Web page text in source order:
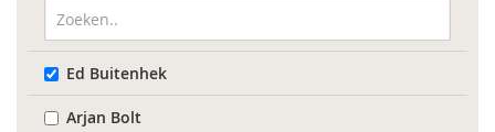
Ed Buitenhek
Arjan Bolt